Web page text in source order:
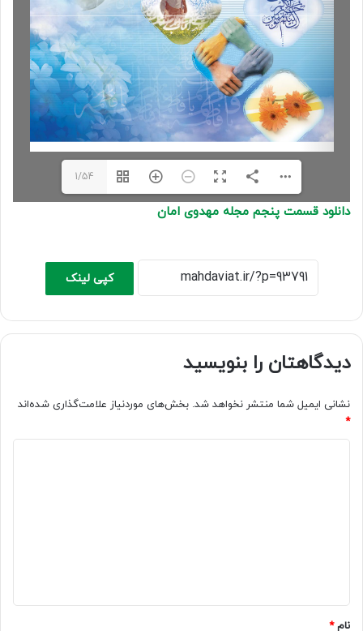
1/54
دانلود قسمت پنجم مجله مهدوی امان
کپی لینک
دیدگاهتان را بنویسید
نشانی ایمیل شما منتشر نخواهد شد. بخش‌های موردنیاز علامت‌گذاری شده‌اند
*
نام*